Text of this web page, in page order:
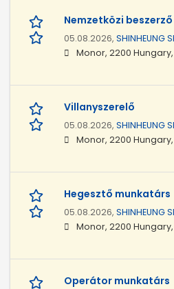
Nemzetközi
05.08.2026, SHINHEUNG
Monor, 2200
Villanyszerelő
05.08.2026, SHINHEUNG
Monor, 2200
Hegesztő munkatárs
05.08.2026, SHINHEUNG
Monor, 2200
Operátor munkatárs